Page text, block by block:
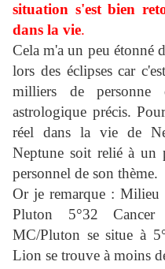
situation s'est bien
dans la vie.
Cela m'a un peu étonné
lors des éclipses car
milliers de
astrologique précis.
réel dans la vie de
Neptune soit relié à un
personnel de son thème.
Or je remarque :
Pluton 5°32
MC/Pluton se situe à
Lion se trouve à moins